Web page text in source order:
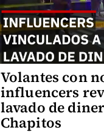
Volantes con
influencers
lavado de
Chapitos